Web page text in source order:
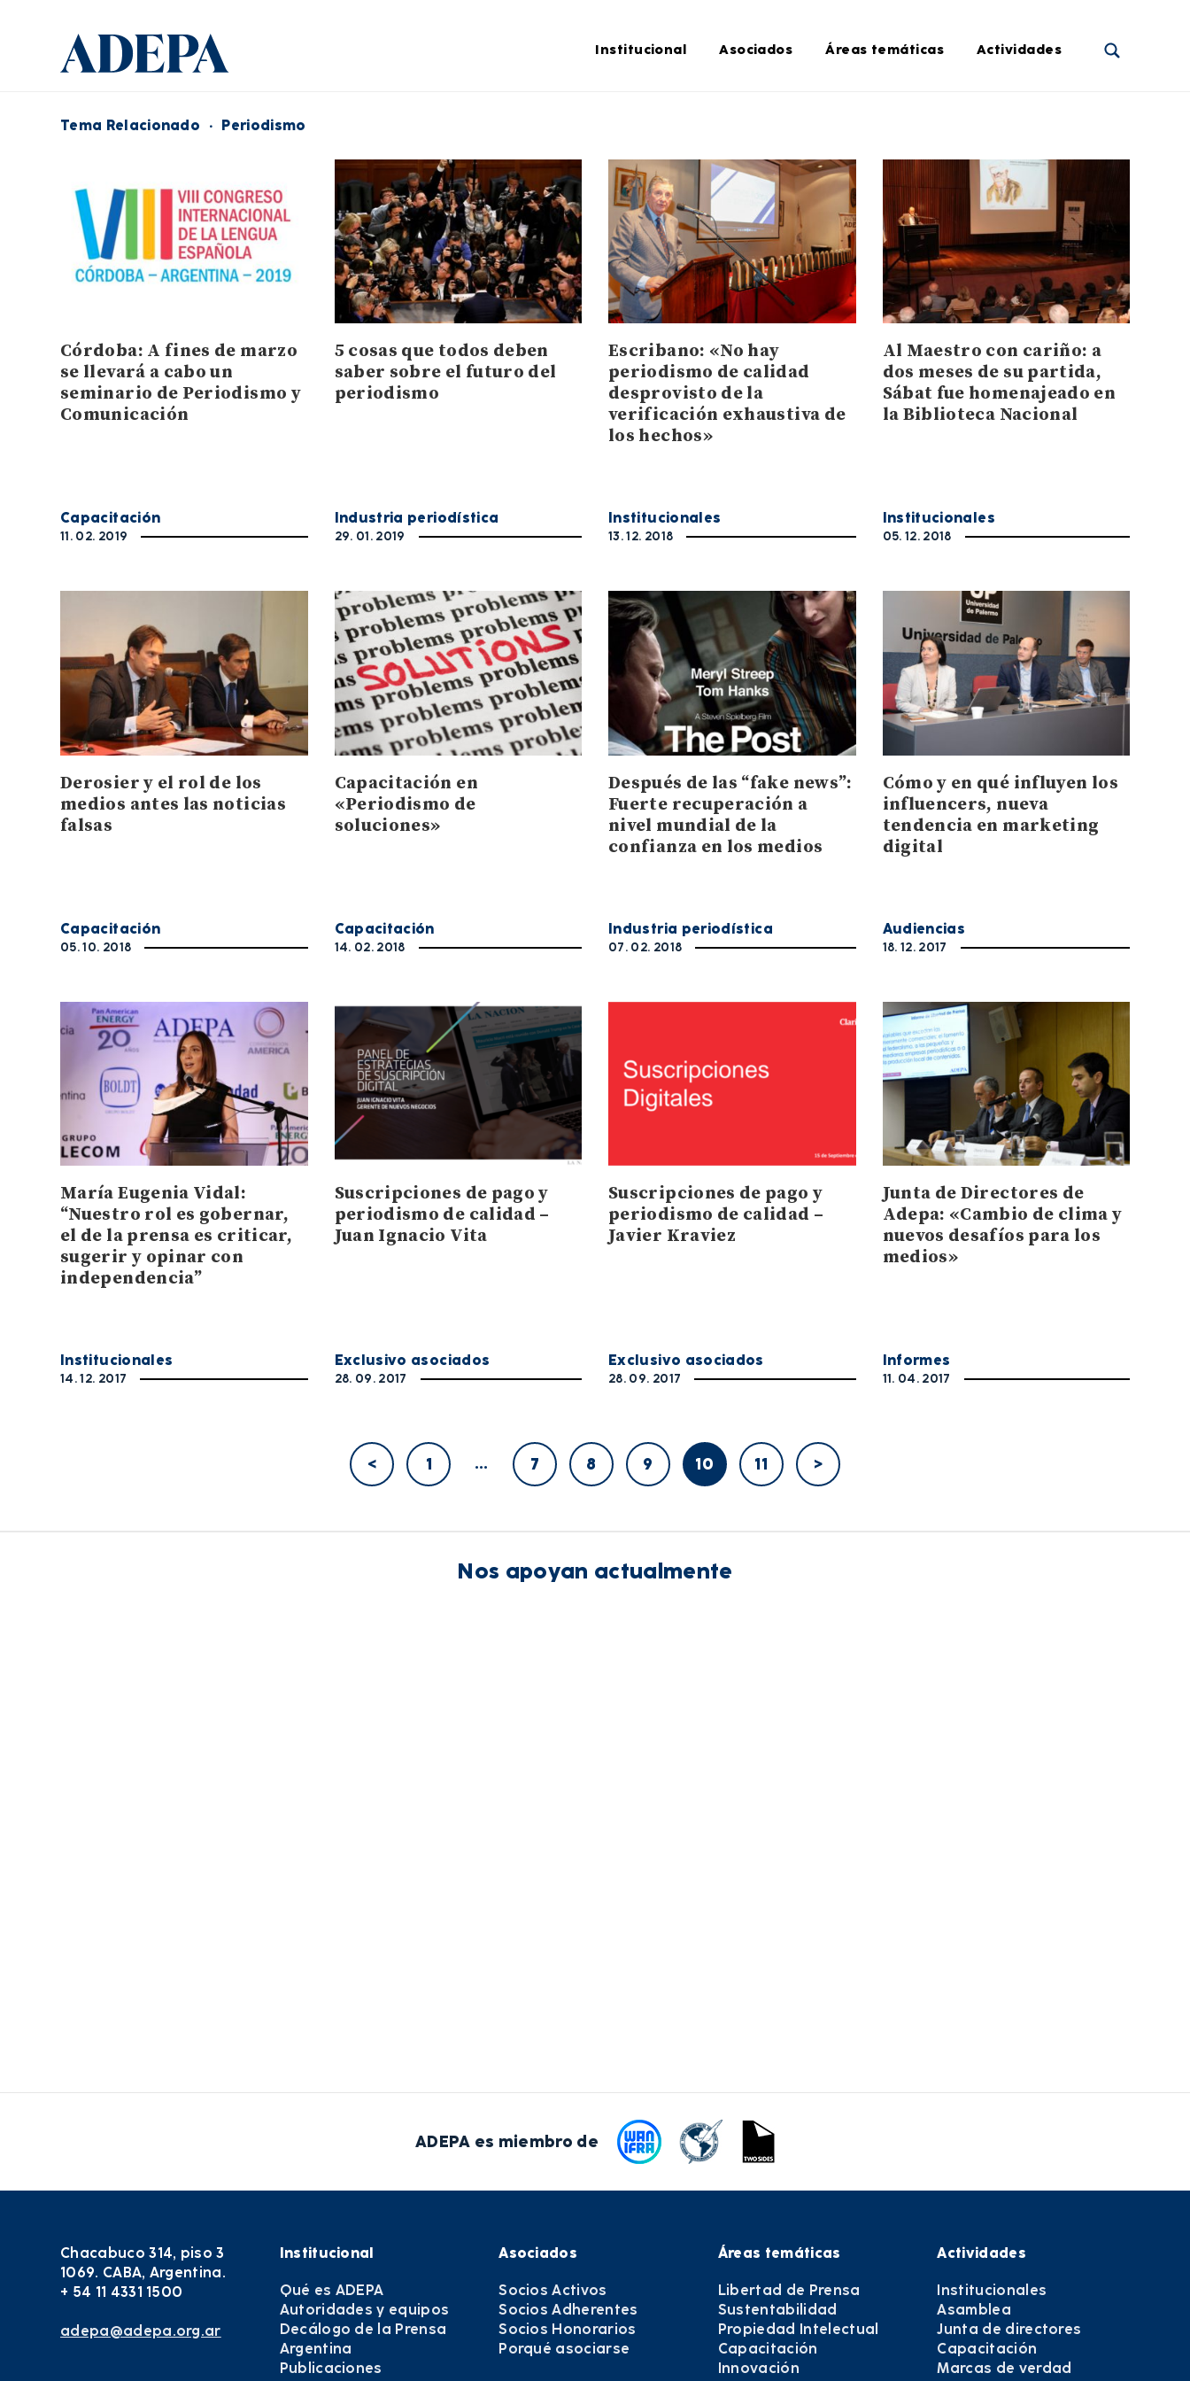
Institucional Asociados Áreas temáticas Actividades
Tema Relacionado · Periodismo
Córdoba: A fines de marzo
se llevará a cabo un
seminario de Periodismo y
Comunicación
Capacitación
11. 02. 2019
5 cosas que todos deben
saber sobre el futuro del
periodismo
Industria periodística
29. 01. 2019
Escribano: «No hay
periodismo de calidad
desprovisto de la
verificación exhaustiva de
los hechos»
Institucionales
13. 12. 2018
Al Maestro con cariño: a
dos meses de su partida,
Sábat fue homenajeado en
la Biblioteca Nacional
Institucionales
05. 12. 2018
Derosier y el rol de los
medios antes las noticias
falsas
Capacitación
05. 10. 2018
Capacitación en
«Periodismo de
soluciones»
Capacitación
14. 02. 2018
Después de las “fake news”:
Fuerte recuperación a
nivel mundial de la
confianza en los medios
Industria periodística
07. 02. 2018
Cómo y en qué influyen los
influencers, nueva
tendencia en marketing
digital
Audiencias
18. 12. 2017
María Eugenia Vidal:
“Nuestro rol es gobernar,
el de la prensa es criticar,
sugerir y opinar con
independencia”
Institucionales
14. 12. 2017
Suscripciones de pago y
periodismo de calidad –
Juan Ignacio Vita
Exclusivo asociados
28. 09. 2017
Suscripciones de pago y
periodismo de calidad –
Javier Kraviez
Exclusivo asociados
28. 09. 2017
Junta de Directores de
Adepa: «Cambio de clima y
nuevos desafíos para los
medios»
Informes
11. 04. 2017
< 1 … 7 8 9 10 11 >
Nos apoyan actualmente
ADEPA es miembro de
Chacabuco 314, piso 3
1069. CABA, Argentina.
+ 54 11 4331 1500
adepa@adepa.org.ar
Institucional
Qué es ADEPA
Autoridades y equipos
Decálogo de la Prensa
Argentina
Publicaciones
Asociados
Socios Activos
Socios Adherentes
Socios Honorarios
Porqué asociarse
Áreas temáticas
Libertad de Prensa
Sustentabilidad
Propiedad Intelectual
Capacitación
Innovación
Actividades
Institucionales
Asamblea
Junta de directores
Capacitación
Marcas de verdad